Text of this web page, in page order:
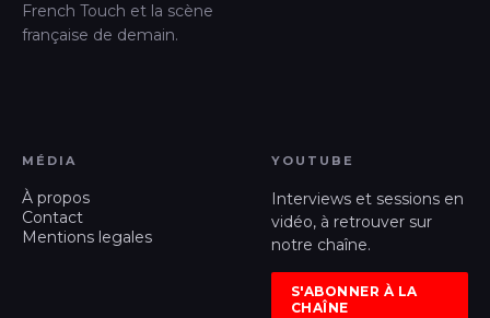
French Touch et la scène
française de demain.
MÉDIA
À propos
Contact
Mentions legales
YOUTUBE
Interviews et sessions en
vidéo, à retrouver sur
notre chaîne.
S'ABONNER À LA
CHAÎNE